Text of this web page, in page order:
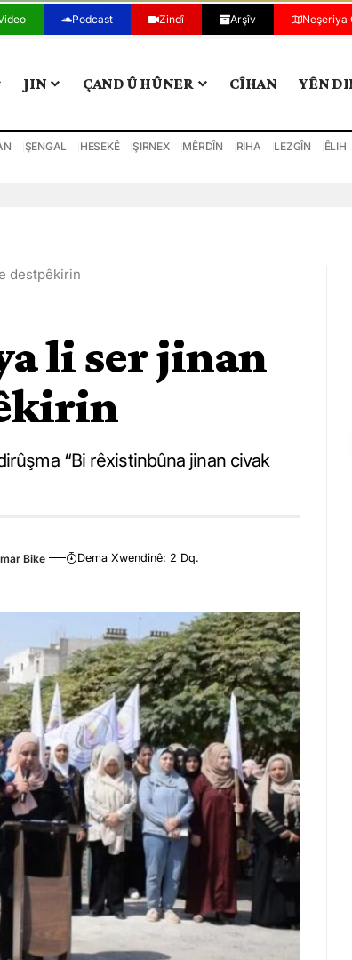
Podcast Zindî Arşîv Neşeriya
JIN ÇAND Û HÛNER CÎHAN YÊN
ŞENGAL HESEKÊ ŞIRNEX MÊRDÎN RIHA LEZGÎN ÊLIH
destpêkirin
li ser jinan
“Bi rêxistinbûna jinan civak
Dema Xwendinê: 2 Dq.